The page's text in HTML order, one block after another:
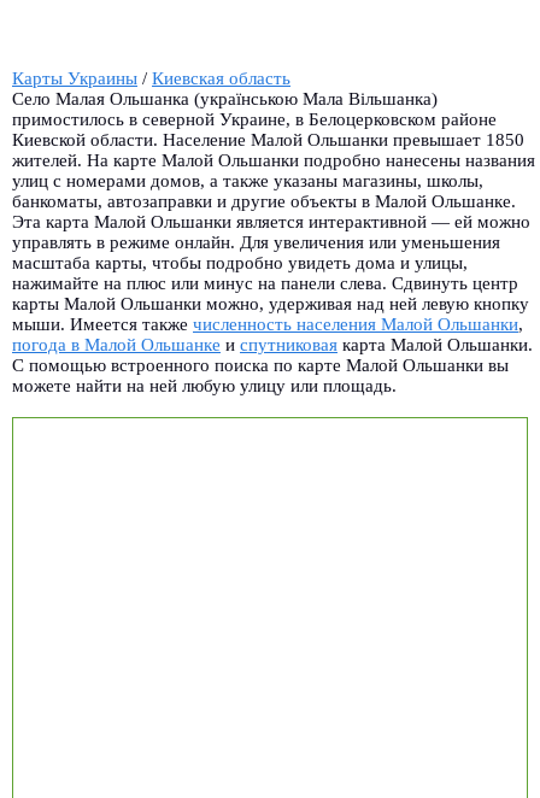
Карты Украины / Киевская область
Село Малая Ольшанка (українською Мала Вільшанка)
примостилось в северной Украине, в Белоцерковском районе
Киевской области. Население Малой Ольшанки превышает 1850
жителей. На карте Малой Ольшанки подробно нанесены названия
улиц с номерами домов, а также указаны магазины, школы,
банкоматы, автозаправки и другие объекты в Малой Ольшанке.
Эта карта Малой Ольшанки является интерактивной — ей можно
управлять в режиме онлайн. Для увеличения или уменьшения
масштаба карты, чтобы подробно увидеть дома и улицы,
нажимайте на плюс или минус на панели слева. Сдвинуть центр
карты Малой Ольшанки можно, удерживая над ней левую кнопку
мыши. Имеется также численность населения Малой Ольшанки,
погода в Малой Ольшанке и спутниковая карта Малой Ольшанки.
С помощью встроенного поиска по карте Малой Ольшанки вы
можете найти на ней любую улицу или площадь.